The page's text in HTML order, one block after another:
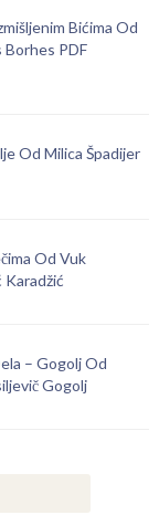
Bićima Od
Borhes PDF
Od Milica Špadijer
Od Vuk
– Gogolj Od
Gogolj